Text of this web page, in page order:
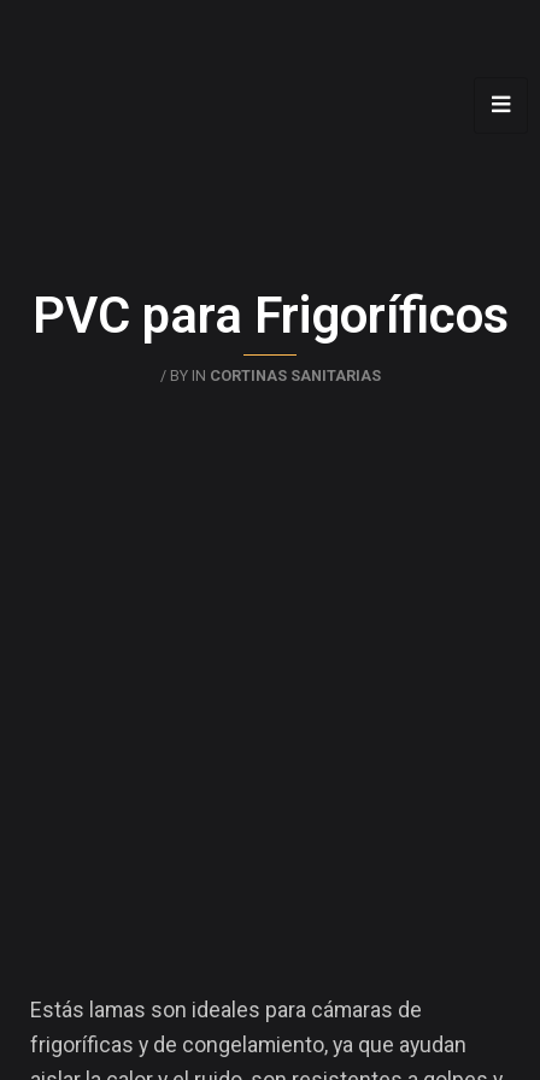
PVC para Frigoríficos
/ BY IN CORTINAS SANITARIAS
Estás lamas son ideales para cámaras de
frigoríficas y de congelamiento, ya que ayudan